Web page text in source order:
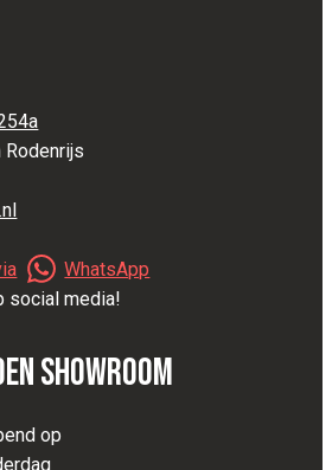
Rodenrijs
WhatsApp
social media!
Showroom
op